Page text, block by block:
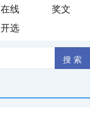
在线
奖文
开选